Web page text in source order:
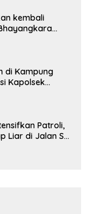
kembali
di Kampung
Kapolsek
Patroli,
Liar di Jalan SP